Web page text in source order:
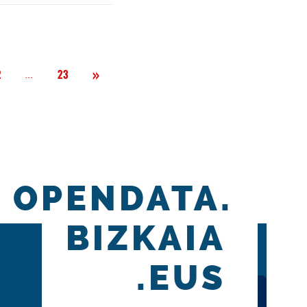
... 23 »
OPENDATA.
BIZKAIA
.EUS